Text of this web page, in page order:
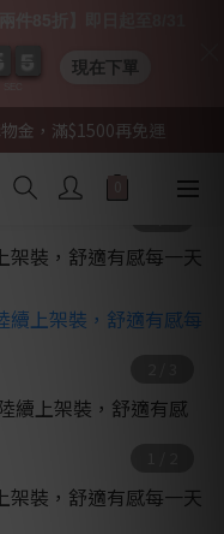
金，滿$1500再免運
004444 現在下單